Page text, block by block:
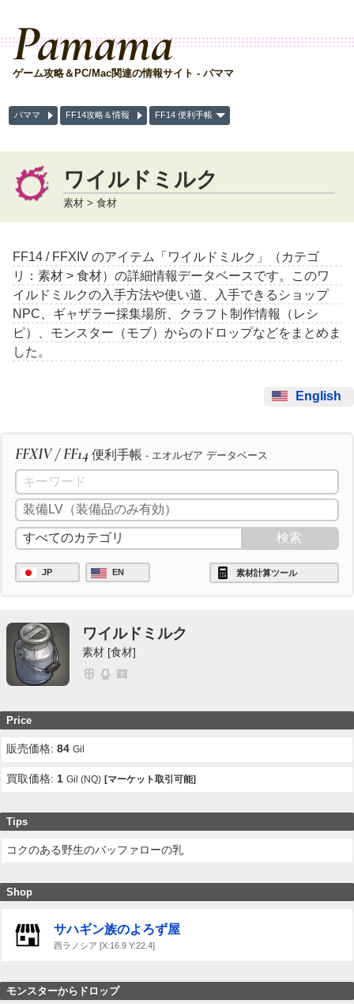
Pamama
ゲーム攻略＆PC/Mac関連の情報サイト - パママ
パママ FF14攻略＆情報 FF14 便利手帳
ワイルドミルク
素材 > 食材
FF14 / FFXIV のアイテム「ワイルドミルク」（カテゴ
リ：素材 > 食材）の詳細情報データベースです。このワ
イルドミルクの入手方法や使い道、入手できるショップ
NPC、ギャザラー採集場所、クラフト制作情報（レシ
ピ）、モンスター（モブ）からのドロップなどをまとめま
した。
English
FFXIV / FF14 便利手帳 - エオルゼア データベース
JP EN 素材計算ツール
ワイルドミルク
素材 [食材]
Price
販売価格:84 Gil
買取価格:1 Gil (NQ) [マーケット取引可能]
Tips
コクのある野生のバッファローの乳
Shop
サハギン族のよろず屋
西ラノシア [X:16.9 Y:22.4]
モンスターからドロップ